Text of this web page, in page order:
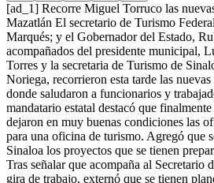
[ad_1] Recorre Miguel Torruco las
Mazatlán El secretario de Turismo
Marqués; y el Gobernador del Estado,
acompañados del presidente municipal,
Torres y la secretaria de Turismo de
Noriega, recorrieron esta tarde las
donde saludaron a funcionarios y
mandatario estatal destacó que
dejaron en muy buenas condiciones las
para una oficina de turismo. Agregó que
Sinaloa los proyectos que se tienen
Tras señalar que acompaña al Secretario
gira de trabajo, externó que se tienen